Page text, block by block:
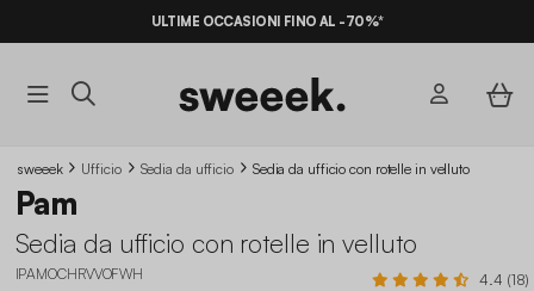
ULTIME OCCASIONI FINO AL -70%*
sweeek Ufficio Sedia da ufficio Sedia da ufficio con rotelle in velluto
Pam
Sedia da ufficio con rotelle in velluto
IPAMOCHRVVOFWH 4.4 (18)